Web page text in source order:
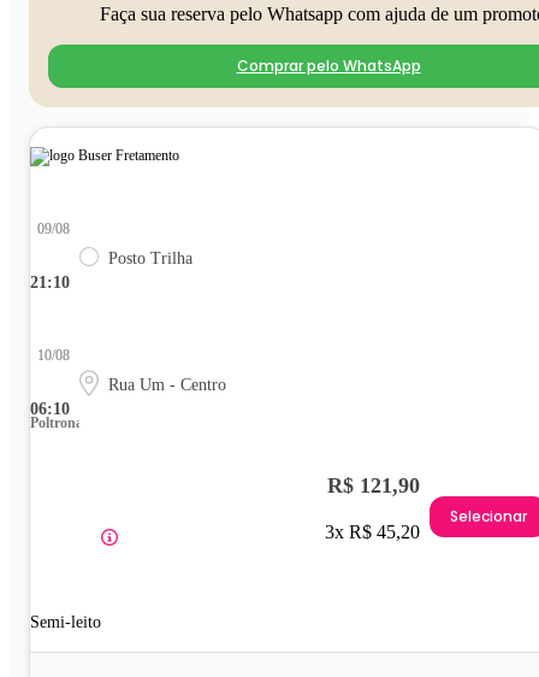
Faça sua reserva pelo Whatsapp com ajuda de um
Comprar pelo WhatsApp
21:10
09/08
Posto Trilha
06:10
10/08
Rua Um - Centro
Poltrona
Semi-leito
R$ 121,90
3x R$ 45,20
Selecionar